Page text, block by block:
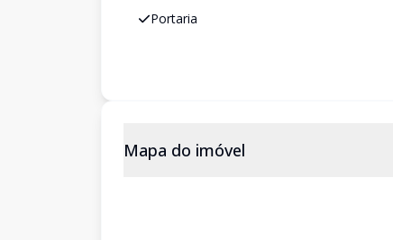
Portaria
Mapa do imóvel